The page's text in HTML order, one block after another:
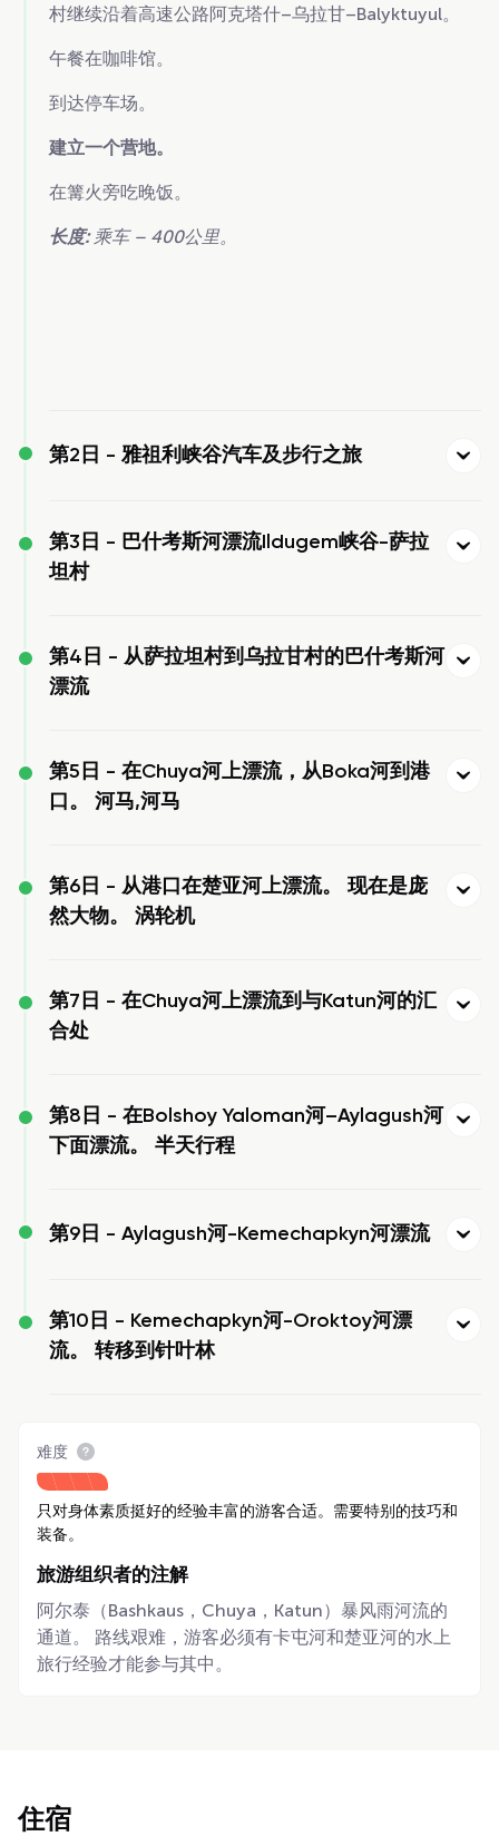
村继续沿着高速公路阿克塔什–乌拉甘–Balyktuyul。
午餐在咖啡馆。
到达停车场。
建立一个营地。
在篝火旁吃晚饭。
长度:乘车 – 400公里。
第2日 - 雅祖利峡谷汽车及步行之旅
第3日 - 巴什考斯河漂流Ildugem峡谷-萨拉
坦村
第4日 - 从萨拉坦村到乌拉甘村的巴什考斯河
漂流
第5日 - 在Chuya河上漂流，从Boka河到港
口。 河马,河马
第6日 - 从港口在楚亚河上漂流。 现在是庞
然大物。 涡轮机
第7日 - 在Chuya河上漂流到与Katun河的汇
合处
第8日 - 在Bolshoy Yaloman河–Aylagush河
下面漂流。 半天行程
第9日 - Aylagush河-Kemechapkyn河漂流
第10日 - Kemechapkyn河-Oroktoy河漂
流。 转移到针叶林
难度
只对身体素质挺好的经验丰富的游客合适。需要特别的技巧和
装备。
旅游组织者的注解
阿尔泰（Bashkaus，Chuya，Katun）暴风雨河流的
通道。 路线艰难，游客必须有卡屯河和楚亚河的水上
旅行经验才能参与其中。
住宿